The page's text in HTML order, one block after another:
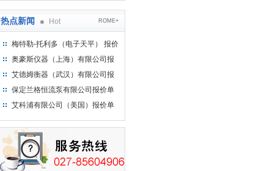
热点新闻 Hot ROME+
梅特勒-托利多（电子天平） 报价
单
奥豪斯仪器（上海）有限公司报
价单
艾德姆衡器（武汉）有限公司报
价单
保定兰格恒流泵有限公司报价单
艾科浦有限公司（美国）报价单